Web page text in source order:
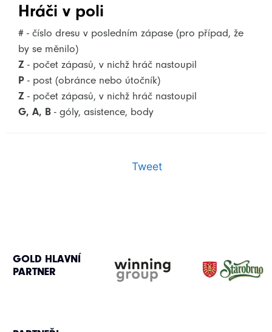
Hráči v poli
# - číslo dresu v posledním zápase (pro případ, že
by se měnilo)
Z - počet zápasů, v nichž hráč nastoupil
P - post (obránce nebo útočník)
Z - počet zápasů, v nichž hráč nastoupil
G, A, B - góly, asistence, body
Tweet
GOLD HLAVNÍ
PARTNER